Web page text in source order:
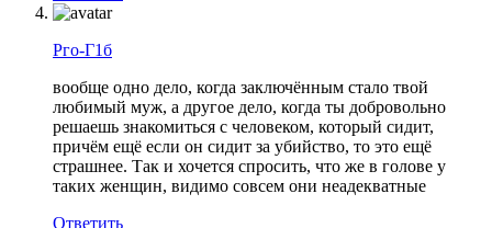
Рго-Г1б
вообще одно дело, когда заключённым стало твой
любимый муж, а другое дело, когда ты добровольно
решаешь знакомиться с человеком, который сидит,
причём ещё если он сидит за убийство, то это ещё
страшнее. Так и хочется спросить, что же в голове у
таких женщин, видимо совсем они неадекватные
Ответить